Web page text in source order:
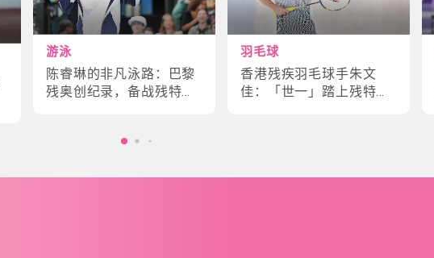
游泳
陈睿琳的非凡泳路：巴黎
残奥创纪录，备战残特奥
羽毛球
香港残疾羽毛球手朱文
佳：「世一」踏上残特奥